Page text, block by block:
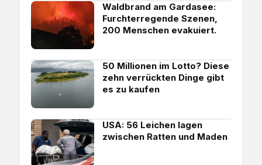
Waldbrand am Gardasee:
Furchterregende Szenen,
200 Menschen evakuiert.
50 Millionen im Lotto? Diese
zehn verrückten Dinge gibt
es zu kaufen
USA: 56 Leichen lagen
zwischen Ratten und Maden